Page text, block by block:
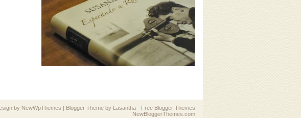
by NewWpThemes | Blogger Theme by Lasantha - Free Blogger Themes
NewBloggerThemes.com